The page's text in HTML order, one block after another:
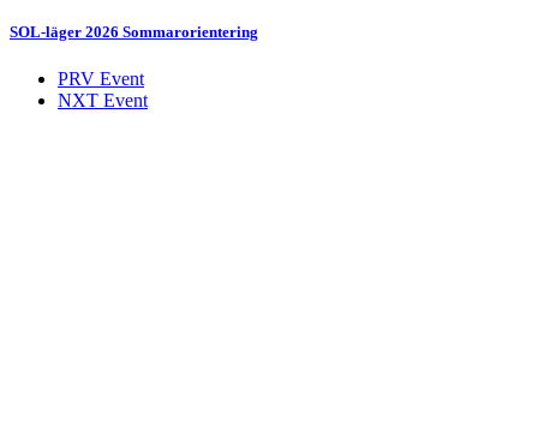
SOL-läger 2026 Sommarorientering
PRV Event
NXT Event